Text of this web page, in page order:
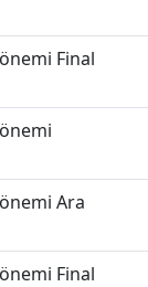
Final
Ara
Final